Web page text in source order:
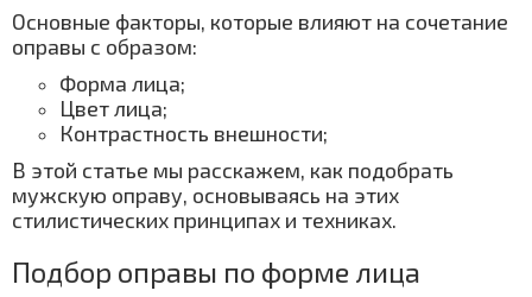
Основные факторы, которые влияют на сочетание
оправы с образом:
Форма лица;
Цвет лица;
Контрастность внешности;
В этой статье мы расскажем, как подобрать
мужскую оправу, основываясь на этих
стилистических принципах и техниках.
Подбор оправы по форме лица